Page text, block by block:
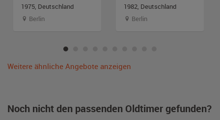
1975, Deutschland
Berlin
1982, Deutschland
Berlin
Weitere ähnliche Angebote anzeigen
Noch nicht den passenden Oldtimer gefunden?